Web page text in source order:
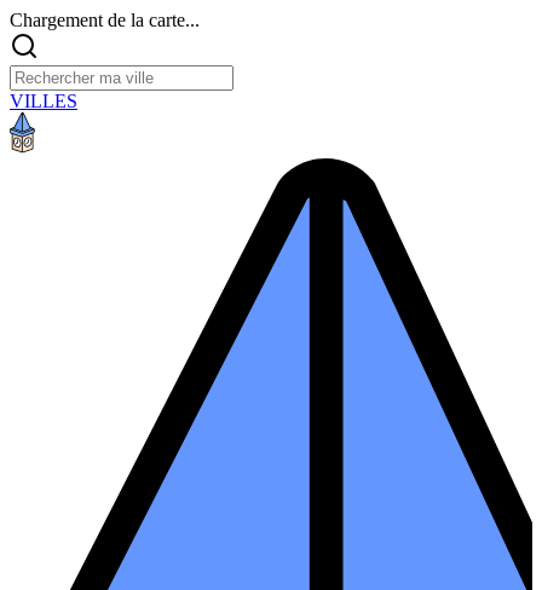
Chargement de la carte...
VILLES